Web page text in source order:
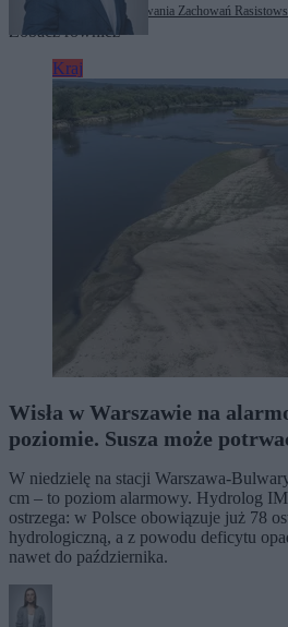
Tagi: Ośrodek Monitorowania Zachowań
Zobacz również
Kraj
Wisła w Warszawie na
poziomie. Susza może
W niedzielę na stacji Warszawa-
cm – to poziom alarmowy. Hydrolog
ostrzega: w Polsce obowiązuje już 78
hydrologiczną, a z powodu deficytu
nawet do października.